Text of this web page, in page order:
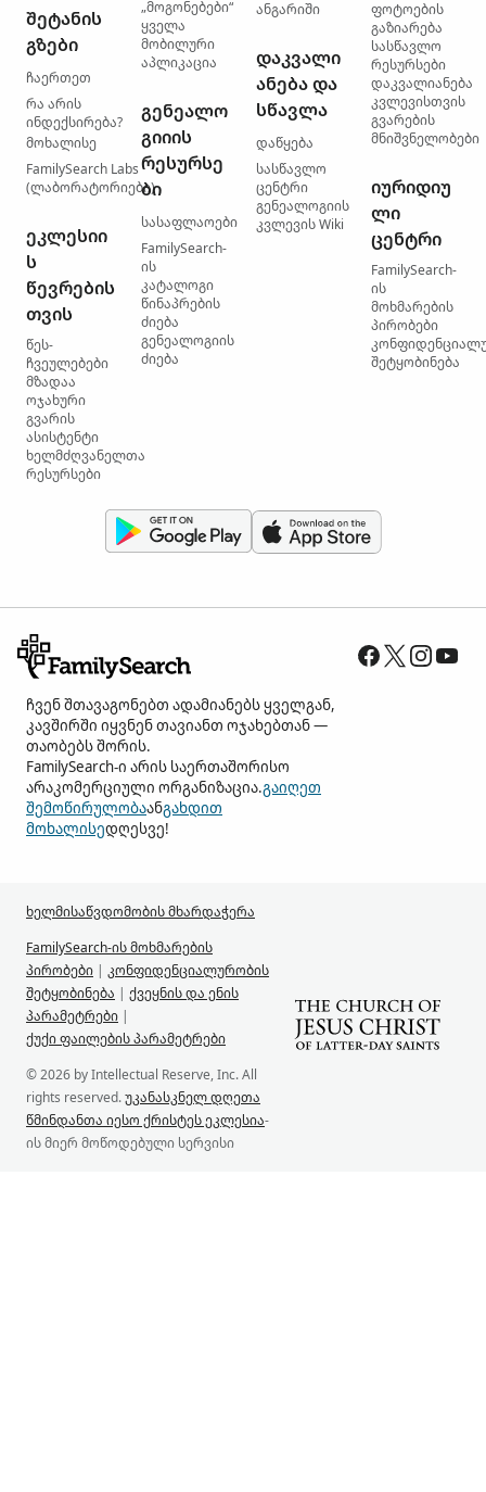
შეტანის
გზები
ჩაერთეთ
რა არის
ინდექსირება?
მოხალისე
FamilySearch Labs
(ლაბორატორიები)
ეკლესიი
ს
წევრების
თვის
წეს-
ჩვეულებები
მზადაა
ოჯახური
გვარის
ასისტენტი
ხელმძღვანელთა
რესურსები
„მოგონებები“
ყველა
მობილური
აპლიკაცია
გენეალო
გიიის
რესურსე
ბი
სასაფლაოები
FamilySearch-
ის
კატალოგი
წინაპრების
ძიება
გენეალოგიის
ძიება
ანგარიში
დაკვალი
ანება და
სწავლა
დაწყება
სასწავლო
ცენტრი
გენეალოგიის
კვლევის Wiki
ფოტოების
გაზიარება
სასწავლო
რესურსები
დაკვალიანება
კვლევისთვის
გვარების
მნიშვნელობები
იურიდიუ
ლი
ცენტრი
FamilySearch-
ის
მოხმარების
პირობები
შეტყობინება
ჩვენ შთავაგონებთ ადამიანებს ყველგან,
კავშირში იყვნენ თავიანთ ოჯახებთან —
თაობებს შორის.
FamilySearch-ი არის საერთაშორისო
არაკომერციული ორგანიზაცია.გაიღეთ
შემოწირულობაანგახდით
მოხალისედღესვე!
ხელმისაწვდომობის მხარდაჭერა
FamilySearch-ის მოხმარების
პირობები | კონფიდენციალურობის
შეტყობინება | ქვეყნის და ენის
პარამეტრები |
ქუქი ფაილების პარამეტრები
© 2026 by Intellectual Reserve, Inc. All
rights reserved.უკანასკნელ დღეთა
წმინდანთა იესო ქრისტეს ეკლესია-
ის მიერ მოწოდებული სერვისი